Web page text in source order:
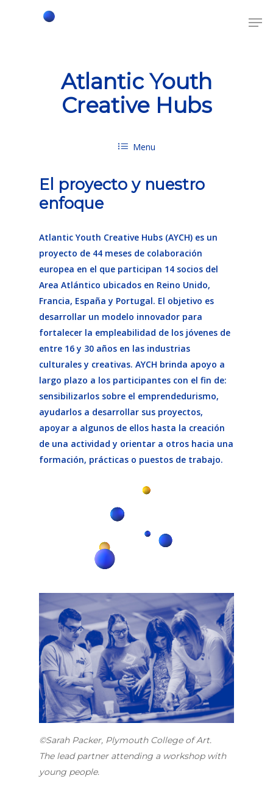
Atlantic Youth
Creative Hubs
Menu
El proyecto y nuestro
enfoque
Atlantic Youth Creative Hubs (AYCH) es un
proyecto de 44 meses de colaboración
europea en el que participan 14 socios del
Area Atlántico ubicados en Reino Unido,
Francia, España y Portugal. El objetivo es
desarrollar un modelo innovador para
fortalecer la empleabilidad de los jóvenes de
entre 16 y 30 años en las industrias
culturales y creativas. AYCH brinda apoyo a
largo plazo a los participantes con el fin de:
sensibilizarlos sobre el emprendedurismo,
ayudarlos a desarrollar sus proyectos,
apoyar a algunos de ellos hasta la creación
de una actividad y orientar a otros hacia una
formación, prácticas o puestos de trabajo.
©Sarah Packer, Plymouth College of Art.
The lead partner attending a workshop with
young people.